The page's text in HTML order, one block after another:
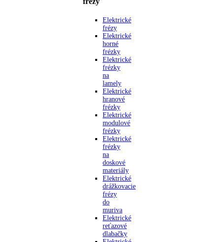
Elektrické
frézy
Elektrické
horné
frézky
Elektrické
frézky
na
lamely
Elektrické
hranové
frézky
Elektrické
modulové
frézky
Elektrické
frézky
na
doskové
materiály
Elektrické
drážkovacie
frézy
do
muriva
Elektrické
reťazové
dlabačky